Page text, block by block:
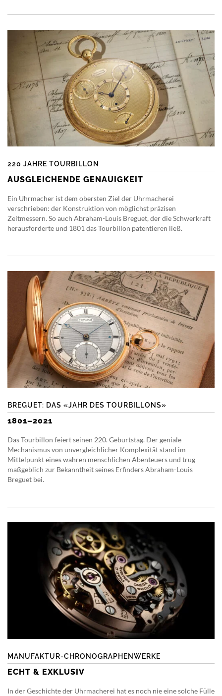
220 JAHRE TOURBILLON
AUSGLEICHENDE GENAUIGKEIT
Ein Uhrmacher ist dem obersten Ziel der Uhrmacherei
verschrieben: der Konstruktion von möglichst präzisen
Zeitmessern. So auch Abraham-Louis Breguet, der die Schwerkraft
herausforderte und 1801 das Tourbillon patentieren ließ.
BREGUET: DAS «JAHR DES TOURBILLONS»
1801–2021
Das Tourbillon feiert seinen 220. Geburtstag. Der geniale
Mechanismus von unvergleichlicher Komplexität stand im
Mittelpunkt eines wahren menschlichen Abenteuers und trug
maßgeblich zur Bekanntheit seines Erfinders Abraham-Louis
Breguet bei.
MANUFAKTUR-CHRONOGRAPHENWERKE
ECHT & EXKLUSIV
In der Geschichte der Uhrmacherei hat es noch nie eine solche Fülle